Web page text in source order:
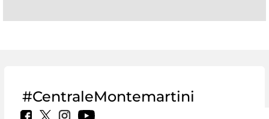
#CentraleMontemartini